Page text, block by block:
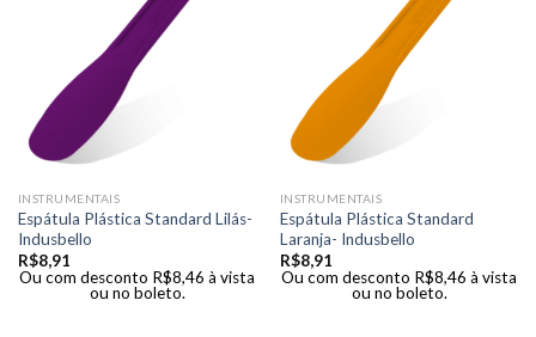
INSTRUMENTAIS
Espátula Plástica Standard Lilás-
Indusbello
R$8,91
Ou com desconto R$8,46 à vista
ou no boleto.
INSTRUMENTAIS
Espátula Plástica Standard
Laranja- Indusbello
R$8,91
Ou com desconto R$8,46 à vista
ou no boleto.